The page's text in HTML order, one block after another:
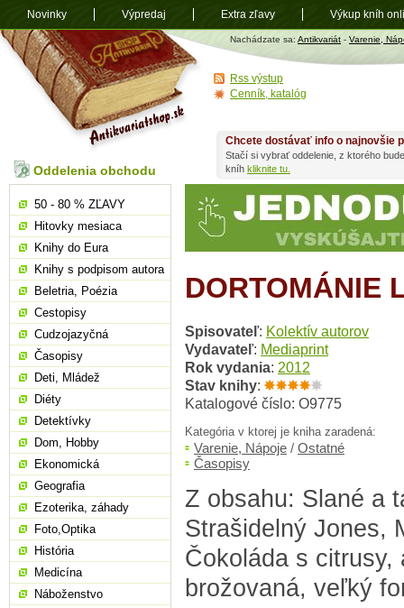
Antikvariát
shop.sk
Nachádzate sa: Antikvariát - Varenie,
DORTOMÁNIE
Spisovateľ: Kolektív autorov
Vydavateľ: Mediaprint
Rok vydania: 2012
Stav knihy:
Katalogové číslo: O9775
Kategória v ktorej je kniha zaradená:
Varenie, Nápoje / Ostatné
Časopisy
Z obsahu: Slané a
Strašidelný Jones,
Čokoláda s
brožovaná, veľký
Chcete dostávať info o najnovšie
Stačí si vybrať oddelenie, z ktorého
kníh kliknite tu.
Oddelenia obchodu
50 - 80 % ZĽAVY
Hitovky mesiaca
Knihy do Eura
Knihy s podpisom autora
Beletria, Poézia
Cestopisy
Cudzojazyčná
Časopisy
Deti, Mládež
Diéty
Detektívky
Dom, Hobby
Ekonomická
Geografia
Ezoterika, záhady
Foto,Optika
História
Medicína
Náboženstvo
Rss výstup
Cenník, katalóg
Novinky Výpredaj Extra zľavy Výkup kníh